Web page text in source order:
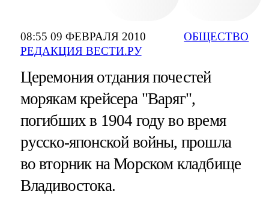
08:55 09 ФЕВРАЛЯ 2010
РЕДАКЦИЯ ВЕСТИ.РУ
ОБЩЕСТВО
Церемония отдания почестей
морякам крейсера "Варяг",
погибших в 1904 году во время
русско-японской войны, прошла
во вторник на Морском кладбище
Владивостока.